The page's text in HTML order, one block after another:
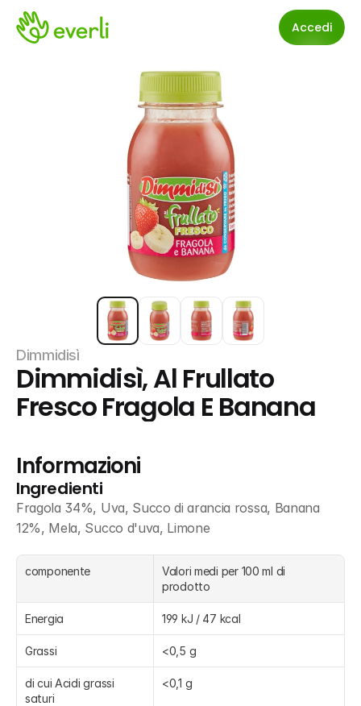
Accedi
Dimmidisì
Dimmidisì, Al Frullato
Fresco Fragola E Banana
Informazioni
Ingredienti
Fragola 34%, Uva, Succo di arancia rossa, Banana
12%, Mela, Succo d'uva, Limone
componente
Valori medi per 100 ml di
prodotto
Energia 199 kJ / 47 kcal
Grassi <0,5 g
di cui Acidi grassi
saturi
<0,1 g